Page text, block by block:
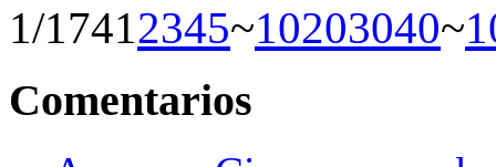
1/17412345~10203040~
Comentarios